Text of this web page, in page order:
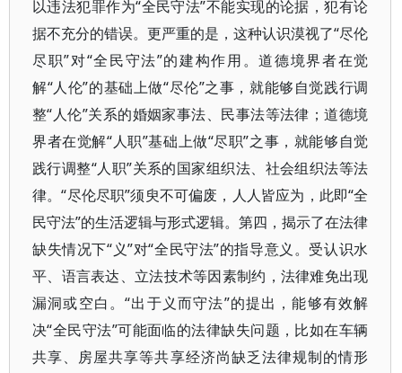
以违法犯罪作为“全民守法”不能实现的论据，犯有论
据不充分的错误。更严重的是，这种认识漠视了“尽伦
尽职”对“全民守法”的建构作用。道德境界者在觉
解“人伦”的基础上做“尽伦”之事，就能够自觉践行调
整“人伦”关系的婚姻家事法、民事法等法律；道德境
界者在觉解“人职”基础上做“尽职”之事，就能够自觉
践行调整“人职”关系的国家组织法、社会组织法等法
律。“尽伦尽职”须臾不可偏废，人人皆应为，此即“全
民守法”的生活逻辑与形式逻辑。第四，揭示了在法律
缺失情况下“义”对“全民守法”的指导意义。受认识水
平、语言表达、立法技术等因素制约，法律难免出现
漏洞或空白。“出于义而守法”的提出，能够有效解
决“全民守法”可能面临的法律缺失问题，比如在车辆
共享、房屋共享等共享经济尚缺乏法律规制的情形